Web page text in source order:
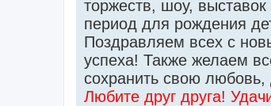
торжеств, шоу,
период для рождения
Поздравляем всех с
успеха! Также желаем
сохранить свою
Любите друг друга!